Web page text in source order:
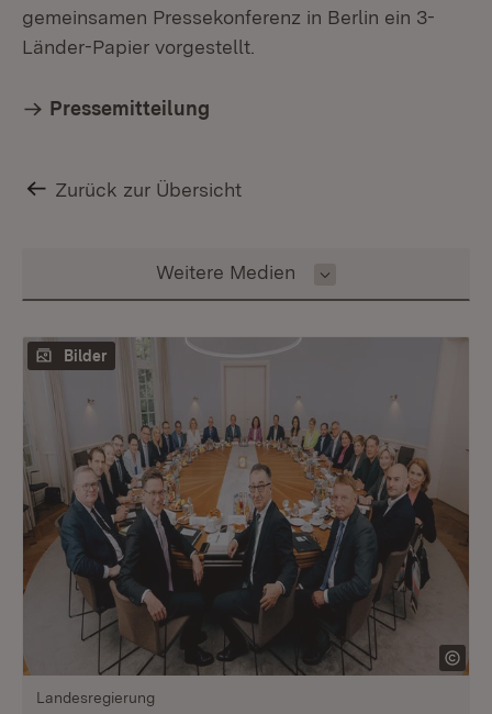
gemeinsamen Pressekonferenz in Berlin ein 3-
Länder-Papier vorgestellt.
Pressemitteilung
Zurück zur Übersicht
Inhalt auswählen
Weitere Medien
Bilder
Landesregierung